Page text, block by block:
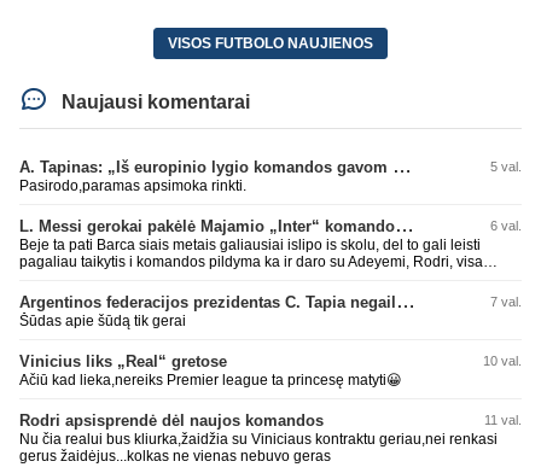
VISOS FUTBOLO NAUJIENOS
Naujausi komentarai
A. Tapinas: „Iš europinio lygio komandos gavom gerų pamokų“ 5 val.
Pasirodo,paramas apsimoka rinkti.
L. Messi gerokai pakėlė Majamio „Inter“ komandos vertę 6 val.
Beje ta pati Barca siais metais galiausiai islipo is skolu, del to gali leisti
pagaliau taikytis i komandos pildyma ka ir daro su Adeyemi, Rodri, visa
Argentinos federacijos prezidentas C. Tapia negailėjo pagyrų G. Infantino 7 val.
Šūdas apie šūdą tik gerai
Vinicius liks „Real“ gretose 10 val.
Ačiū kad lieka,nereiks Premier league ta princesę matyti😀
Rodri apsisprendė dėl naujos komandos 11 val.
Nu čia realui bus kliurka,žaidžia su Viniciaus kontraktu geriau,nei renkasi
gerus žaidėjus...kolkas ne vienas nebuvo geras